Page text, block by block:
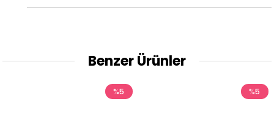
Benzer Ürünler
%5 %5